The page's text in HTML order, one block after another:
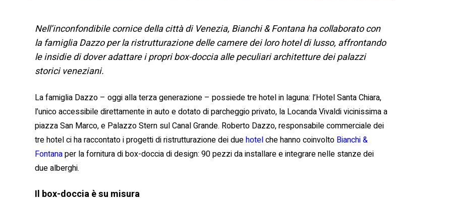
Nell’inconfondibile cornice della città di Venezia, Bianchi & Fontana ha collaborato con
la famiglia Dazzo per la ristrutturazione delle camere dei loro hotel di lusso, affrontando
le insidie di dover adattare i propri box-doccia alle peculiari architetture dei palazzi
storici veneziani.
La famiglia Dazzo – oggi alla terza generazione – possiede tre hotel in laguna: l’Hotel Santa Chiara,
l’unico accessibile direttamente in auto e dotato di parcheggio privato, la Locanda Vivaldi vicinissima a
piazza San Marco, e Palazzo Stern sul Canal Grande. Roberto Dazzo, responsabile commerciale dei
tre hotel ci ha raccontato i progetti di ristrutturazione dei duehotelche hanno coinvolto Bianchi &
Fontanaper la fornitura di box-doccia di design: 90 pezzi da installare e integrare nelle stanze dei
due alberghi.
Il box-doccia è su misura